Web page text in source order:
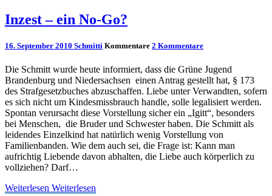
Inzest – ein No-Go?
16. September 2010 Schmitti Kommentare 2 Kommentare
Die Schmitt wurde heute informiert, dass die Grüne Jugend
Brandenburg und Niedersachsen einen Antrag gestellt hat, § 173
des Strafgesetzbuches abzuschaffen. Liebe unter Verwandten, sofern
es sich nicht um Kindesmissbrauch handle, solle legalisiert werden.
Spontan verursacht diese Vorstellung sicher ein „Igitt“, besonders
bei Menschen, die Bruder und Schwester haben. Die Schmitt als
leidendes Einzelkind hat natürlich wenig Vorstellung von
Familienbanden. Wie dem auch sei, die Frage ist: Kann man
aufrichtig Liebende davon abhalten, die Liebe auch körperlich zu
vollziehen? Darf…
Weiterlesen Weiterlesen